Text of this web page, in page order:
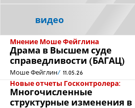
Мнение Моше Фейглина
Драма в Высшем суде
справедливости (БАГАЦ)
Моше Фейглин 11.05.26
Новые отчеты Госконтролера:
Многочисленные
структурные изменения в
видео